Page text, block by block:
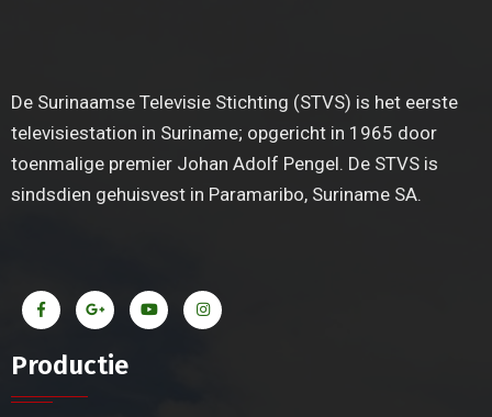
De Surinaamse Televisie Stichting (STVS) is het eerste
televisiestation in Suriname; opgericht in 1965 door
toenmalige premier Johan Adolf Pengel. De STVS is
sindsdien gehuisvest in Paramaribo, Suriname SA.
Productie